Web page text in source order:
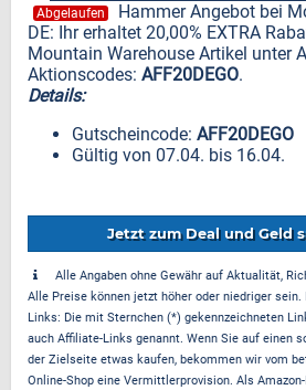
Abgelaufen
Hammer Angebot bei
DE: Ihr erhaltet 20,00% EXTRA
Mountain Warehouse Artikel unter
Aktionscodes: AFF20DEGO.
Details:
Gutscheincode: AFF20DEGO
Gültig von 07.04. bis 16.04.
Jetzt zum Deal und Geld
Alle Angaben ohne Gewähr auf Aktualität,
Alle Preise können jetzt höher oder niedriger
Links: Die mit Sternchen (*) gekennzeichneten
auch Affiliate-Links genannt. Wenn Sie auf einen
der Zielseite etwas kaufen, bekommen wir vom
Online-Shop eine Vermittlerprovision. Als